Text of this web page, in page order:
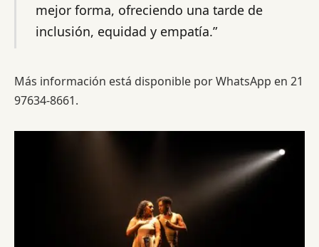
mejor forma, ofreciendo una tarde de
inclusión, equidad y empatía.”
Más información está disponible por WhatsApp en 21
97634-8661.